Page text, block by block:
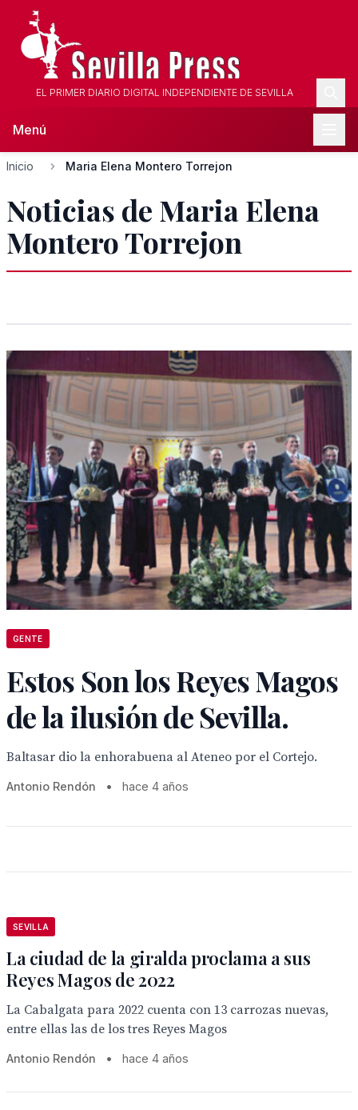
EL PRIMER DIARIO DIGITAL INDEPENDIENTE DE SEVILLA
Menú
Inicio Maria Elena Montero Torrejon
Noticias de Maria Elena
Montero Torrejon
GENTE
Estos Son los Reyes Magos
de la ilusión de Sevilla.
Baltasar dio la enhorabuena al Ateneo por el Cortejo.
Antonio Rendón • hace 4 años
SEVILLA
La ciudad de la giralda proclama a sus
Reyes Magos de 2022
La Cabalgata para 2022 cuenta con 13 carrozas nuevas,
entre ellas las de los tres Reyes Magos
Antonio Rendón • hace 4 años